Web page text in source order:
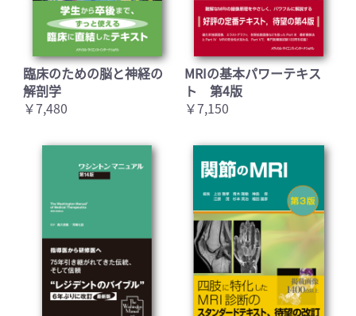
臨床のための脳と神経の
解剖学
￥7,480
MRIの基本パワーテキス
ト 第4版
￥7,150